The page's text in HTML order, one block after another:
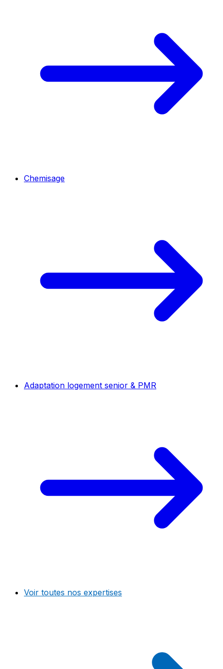
Chemisage
Adaptation logement senior & PMR
Voir toutes nos expertises